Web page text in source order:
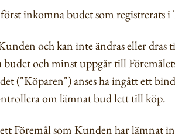
inkomna budet som registrerats
och kan inte ändras eller dras
och minst uppgår till
("Köparen") anses ha ingått ett
om lämnat bud lett till köp.
Föremål som Kunden har lämnat